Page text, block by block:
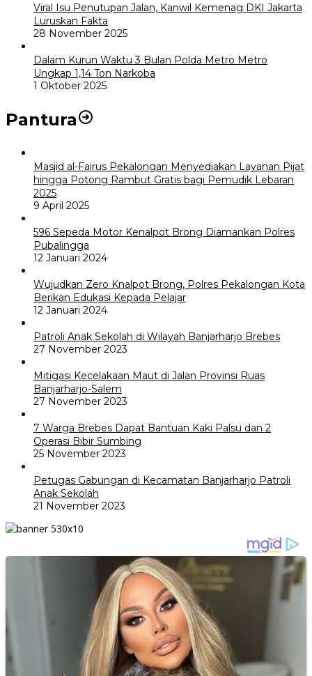
Viral Isu Penutupan Jalan, Kanwil Kemenag DKI Jakarta
Luruskan Fakta
28 November 2025
Dalam Kurun Waktu 3 Bulan Polda Metro Metro
Ungkap 1,14 Ton Narkoba
1 Oktober 2025
Pantura
Masjid al-Fairus Pekalongan Menyediakan Layanan Pijat
hingga Potong Rambut Gratis bagi Pemudik Lebaran
2025
9 April 2025
596 Sepeda Motor Kenalpot Brong Diamankan Polres
Pubalingga
12 Januari 2024
Wujudkan Zero Knalpot Brong, Polres Pekalongan Kota
Berikan Edukasi Kepada Pelajar
12 Januari 2024
Patroli Anak Sekolah di Wilayah Banjarharjo Brebes
27 November 2023
Mitigasi Kecelakaan Maut di Jalan Provinsi Ruas
Banjarharjo-Salem
27 November 2023
7 Warga Brebes Dapat Bantuan Kaki Palsu dan 2
Operasi Bibir Sumbing
25 November 2023
Petugas Gabungan di Kecamatan Banjarharjo Patroli
Anak Sekolah
21 November 2023